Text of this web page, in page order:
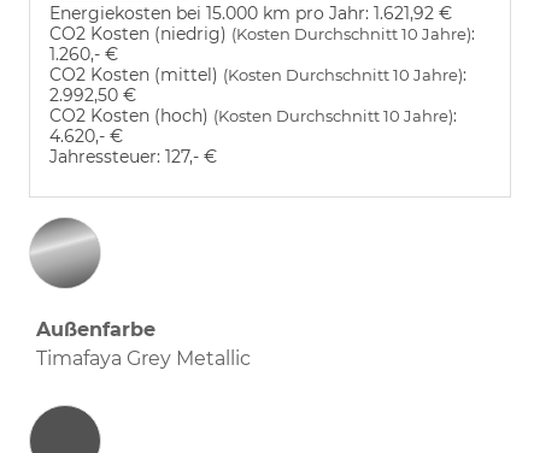
Energiekosten bei 15.000 km pro Jahr: 1.621,92 €
CO2 Kosten (niedrig) (Kosten Durchschnitt 10 Jahre):
1.260,- €
CO2 Kosten (mittel) (Kosten Durchschnitt 10 Jahre):
2.992,50 €
CO2 Kosten (hoch) (Kosten Durchschnitt 10 Jahre):
4.620,- €
Jahressteuer: 127,- €
Außenfarbe
Timafaya Grey Metallic
Innenausstattung